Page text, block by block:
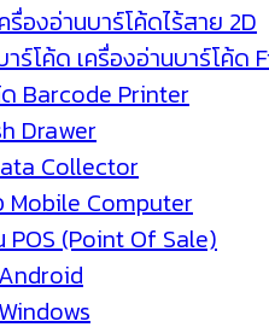
รื่องอ่านบาร์โค้ดไร้สาย 2D
ร์โค้ด เครื่องอ่านบาร์โค้ด
Barcode Printer
Drawer
Collector
Mobile Computer
POS (Point Of Sale)